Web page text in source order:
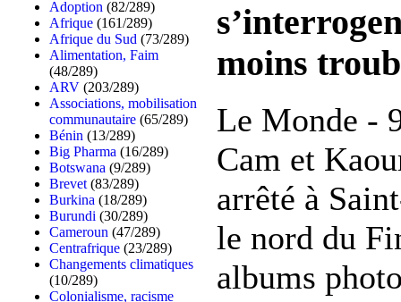
Adoption (82/289)
Afrique (161/289)
Afrique du Sud (73/289)
Alimentation, Faim
(48/289)
ARV (203/289)
Associations, mobilisation
communautaire (65/289)
Bénin (13/289)
Big Pharma (16/289)
Botswana (9/289)
Brevet (83/289)
Burkina (18/289)
Burundi (30/289)
Cameroun (47/289)
Centrafrique (23/289)
Changements climatiques
(10/289)
Colonialisme, racisme
moins
Le Monde -
Cam et
arrêté à
le nord du
albums